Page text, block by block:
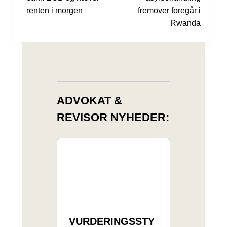
renten i morgen
fremover foregår i
Rwanda
ADVOKAT &
REVISOR NYHEDER:
VURDERINGSSTY